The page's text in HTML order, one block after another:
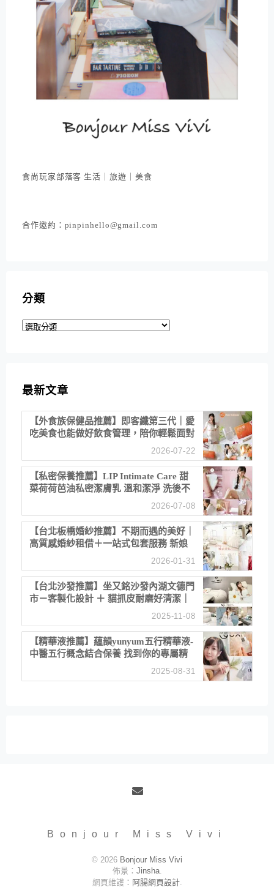
食尚玩家部落客 生活｜旅遊｜美食
合作邀約：pinpinhello@gmail.com
分類
分
最新文章
【外食族保健品推薦】即客纖第三代｜愛
吃美食也能做好飲食管理，陪你輕鬆面對
2026-07-22
【私密保養推薦】LIP Intimate Care 甜
菜荷荷芭油私密潔膚乳 溫和潔淨 洗後不
2026-07-08
【台北板橋婚紗推薦】不期而遇的美好｜
高質感婚紗租借＋一站式包套服務 新娘
2026-01-31
【台北沙發推薦】坐又銘沙發內湖文德門
市－客製化設計 ＋ 貓抓皮耐磨好清潔｜
直營直銷、價格透明 高CP值打造夢想
居家風格
2025-11-08
【精華液推薦】蘊韻yunyum五行精華液-
中醫五行概念結合保養 找到你的專屬精
華！ 水㊀土㊀就選「潤・賦精華」維持
肌膚剛剛好的平衡
2025-08-31
Bonjour Miss Vivi
© 2026 Bonjour Miss Vivi
佈景： Jinsha.
網頁維護： 阿腸網頁設計.